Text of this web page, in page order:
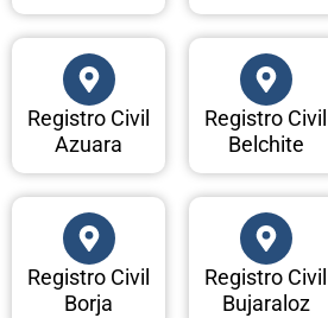
Registro Civil
Azuara
Registro Civil
Belchite
Registro Civil
Borja
Registro Civil
Bujaraloz